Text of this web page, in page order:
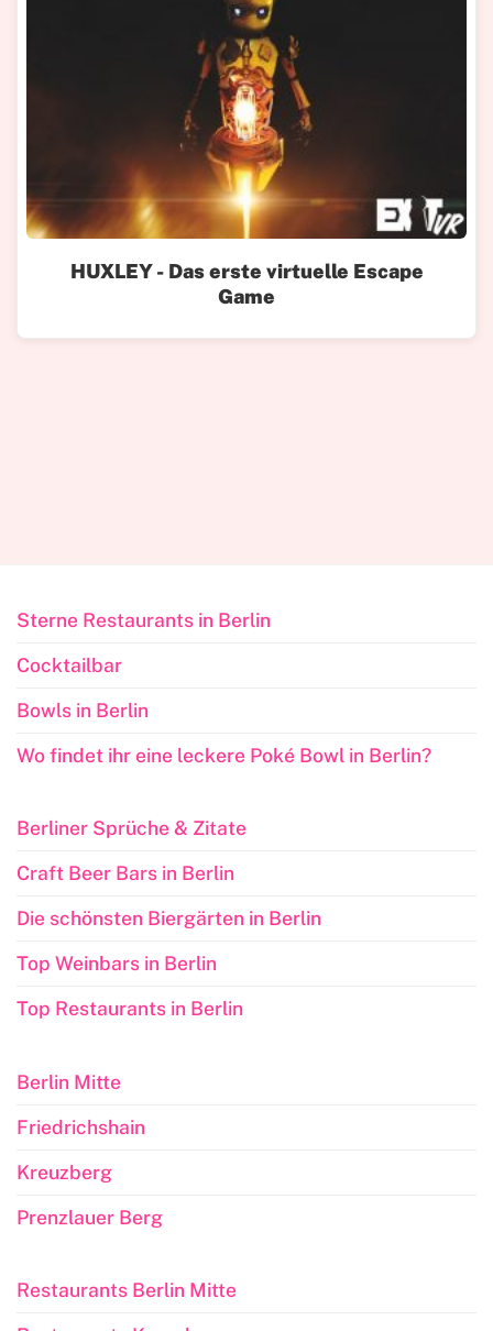
HUXLEY - Das erste virtuelle Escape
Game
Sterne Restaurants in Berlin
Cocktailbar
Bowls in Berlin
Wo findet ihr eine leckere Poké Bowl in Berlin?
Berliner Sprüche & Zitate
Craft Beer Bars in Berlin
Die schönsten Biergärten in Berlin
Top Weinbars in Berlin
Top Restaurants in Berlin
Berlin Mitte
Friedrichshain
Kreuzberg
Prenzlauer Berg
Restaurants Berlin Mitte